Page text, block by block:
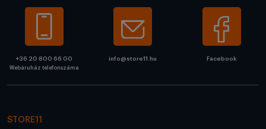
+36 20 800 66 00
Webáruház telefonszáma
info@store11.hu Facebook
STORE11